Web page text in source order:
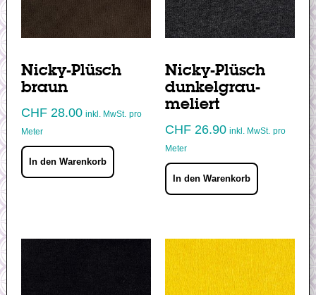
Nicky-Plüsch
braun
CHF28.00 inkl. MwSt. pro
Meter
In den Warenkorb
Nicky-Plüsch
dunkelgrau-
meliert
CHF26.90 inkl. MwSt. pro
Meter
In den Warenkorb